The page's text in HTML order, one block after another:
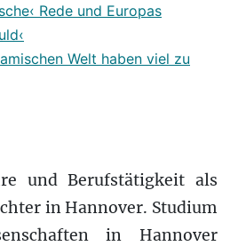
Rede und Europas
Welt haben viel zu
und Berufstätigkeit als
in Hannover. Studium
in Hannover